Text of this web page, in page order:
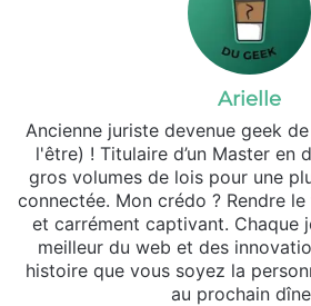
Arielle
Ancienne juriste devenue geek
l'être) ! Titulaire d’un Master en
gros volumes de lois pour une
connectée. Mon crédo ? Rendre
et carrément captivant. Chaque
meilleur du web et des
histoire que vous soyez la
au prochain